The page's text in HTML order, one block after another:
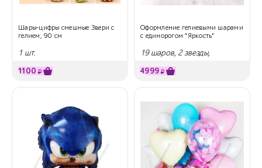
Шары-цифры смешные Звери с
гелием, 90 см
1 шт.
1100 ₽
Оформление гелиевыми шарами
с единорогом "Яркость"
19 шаров, 2 звезды,
4999₽